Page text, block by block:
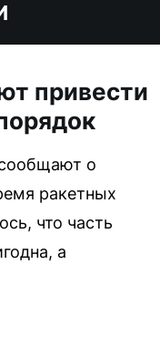
привести
о
ракетных
что часть
а